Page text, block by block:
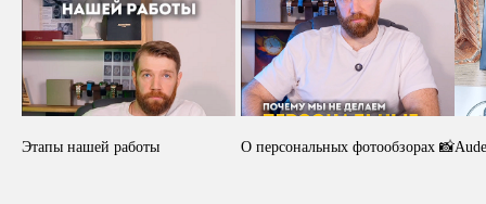
Этапы нашей работы О персональных фотообзорах 📸